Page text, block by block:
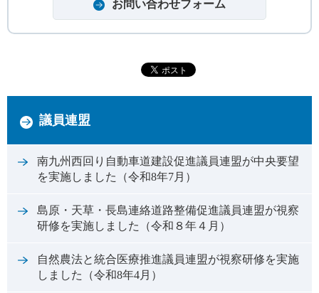
議員連盟
南九州西回り自動車道建設促進議員連盟が中央要望
を実施しました（令和8年7月）
島原・天草・長島連絡道路整備促進議員連盟が視察
研修を実施しました（令和８年４月）
自然農法と統合医療推進議員連盟が視察研修を実施
しました（令和8年4月）